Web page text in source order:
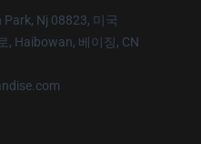
Park, Nj 08823, 미국
, Haibowan, 베이징, CN